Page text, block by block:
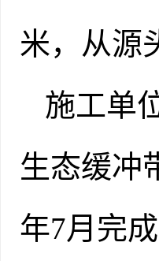
米，从
施工单
生态缓冲
年7月完